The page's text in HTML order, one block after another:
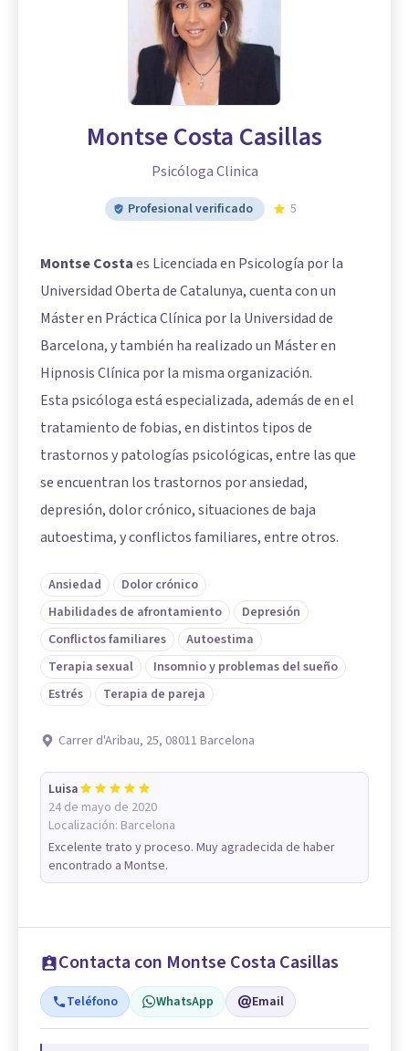
Montse Costa Casillas
Psicóloga Clinica
Profesional verificado 5
Montse Costaes Licenciada en Psicología por la
Universidad Oberta de Catalunya, cuenta con un
Máster en Práctica Clínica por la Universidad de
Barcelona, y también ha realizado un Máster en
Hipnosis Clínica por la misma organización.
Esta psicóloga está especializada, además de en el
tratamiento de fobias, en distintos tipos de
trastornos y patologías psicológicas, entre las que
se encuentran los trastornos por ansiedad,
depresión, dolor crónico, situaciones de baja
autoestima, y conflictos familiares, entre otros.
Ansiedad
Dolor crónico
Habilidades de afrontamiento
Depresión
Conflictos familiares
Autoestima
Terapia sexual
Insomnio y problemas del sueño
Estrés
Terapia de pareja
Carrer d'Aribau, 25, 08011 Barcelona
Luisa
24 de mayo de 2020
Localización: Barcelona
Excelente trato y proceso. Muy agradecida de haber
encontrado a Montse.
Contacta con Montse Costa Casillas
Teléfono WhatsApp Email